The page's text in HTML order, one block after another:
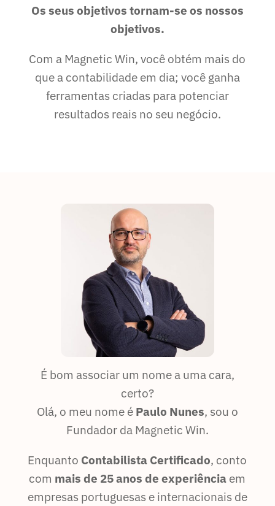
Os seus objetivos tornam-se os nossos
objetivos.
Com a Magnetic Win, você obtém mais do
que a contabilidade em dia; você ganha
ferramentas criadas para potenciar
resultados reais no seu negócio.
É bom associar um nome a uma cara,
certo?
Olá, o meu nome é Paulo Nunes, sou o
Fundador da Magnetic Win.
Enquanto Contabilista Certificado, conto
com mais de 25 anos de experiência em
empresas portuguesas e internacionais de